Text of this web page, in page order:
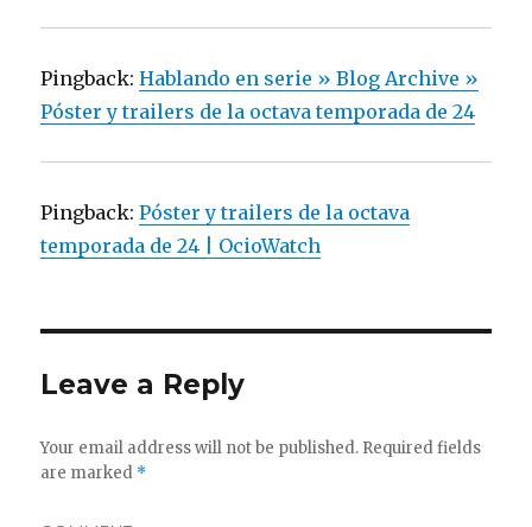
Pingback:Hablando en serie » Blog Archive »
Póster y trailers de la octava temporada de 24
Pingback:Póster y trailers de la octava
temporada de 24 | OcioWatch
Leave a Reply
Your email address will not be published. Required fields
are marked *